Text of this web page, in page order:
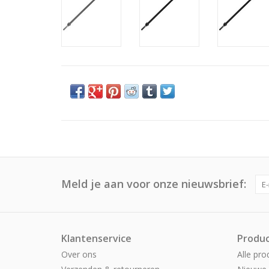
Meld je aan voor onze nieuwsbrief:
Klantenservice
Over ons
Alle